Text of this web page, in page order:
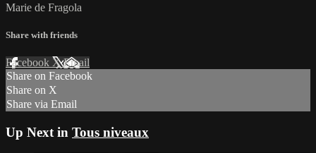
Marie de Fragola
Share with friends
Facebook XEmail
Share on Facebook
Share on X
Share via Email
Up Next in Tous niveaux